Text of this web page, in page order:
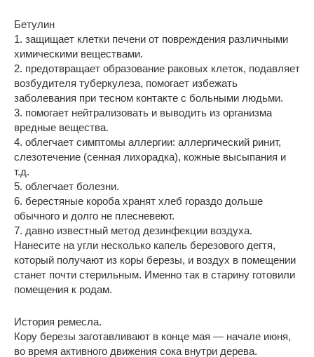
Бетулин
1. защищает клетки печени от повреждения различными
химическими веществами.
2. предотвращает образование раковых клеток, подавляет
возбудителя туберкулеза, помогает избежать
заболевания при тесном контакте с больными людьми.
3. помогает нейтрализовать и выводить из организма
вредные вещества.
4. облегчает симптомы аллергии: аллергический ринит,
слезотечение (сенная лихорадка), кожные высыпания и
т.д.
5. облегчает болезни.
6. берестяные короба хранят хлеб гораздо дольше
обычного и долго не плесневеют.
7. давно известный метод дезинфекции воздуха.
Нанесите на угли несколько капель березового дегтя,
который получают из коры березы, и воздух в помещении
станет почти стерильным. Именно так в старину готовили
помещения к родам.
История ремесла.
Кору березы заготавливают в конце мая — начале июня,
во время активного движения сока внутри дерева.